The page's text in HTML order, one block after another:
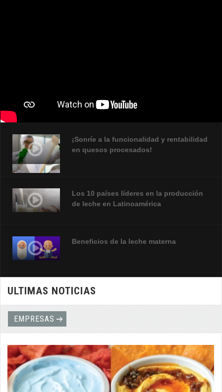
¡Sonríe a la funcionalidad y rentabilidad
en quesos procesados!
Los 10 países líderes en la producción
de leche en Latinoamérica
Beneficios de la leche materna
Alerta de la FDA sobre la presencia de
ULTIMAS NOTICIAS
EMPRESAS